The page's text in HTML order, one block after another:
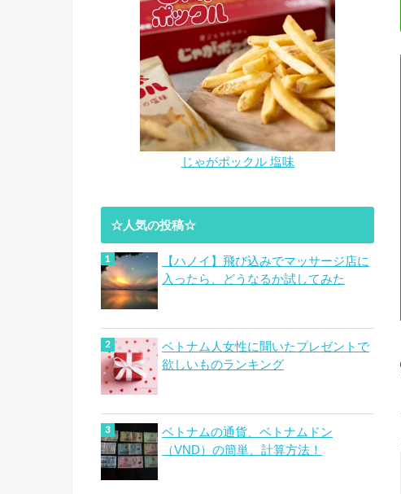
じゃがポックル 塩味
☆人気の投稿☆
【ハノイ】飛び込みでマッサージ店に
入ったら、どうなるか試してみた
ベトナム人女性に聞いたプレゼントで
欲しいものランキング
ベトナムの通貨、ベトナムドン
（VND）の簡単、計算方法！